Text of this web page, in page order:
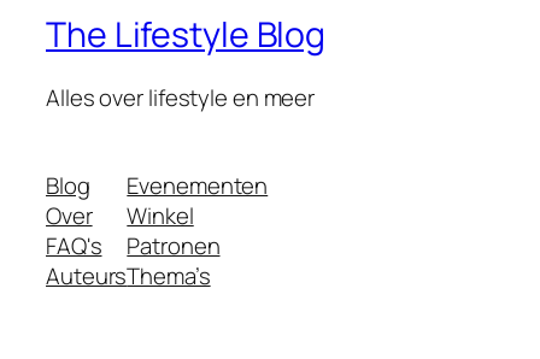
The Lifestyle Blog
Alles over lifestyle en meer
Blog
Over
FAQ's
Auteurs
Evenementen
Winkel
Patronen
Thema’s